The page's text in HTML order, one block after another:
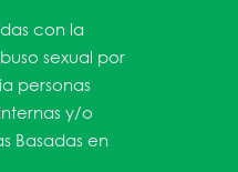
con la
sexual por
personas
y/o
Basadas en